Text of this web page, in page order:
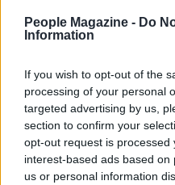
People Magazine - Do
Information
If you wish to opt-out of the
processing of your personal
targeted advertising by us,
section to confirm your
opt-out request is processed
interest-based ads based
us or personal information
spinge a riflettere sulla
tempo aMaratea
personaggi, rendendo
più ricca e sfumata. La
Sole”si prospetta quindi
sorprese, confermando
iconica nel panorama